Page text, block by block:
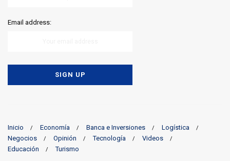
Email address:
Inicio Economía Banca e Inversiones
Logística
Negocios
Opinión Tecnología
Videos
Educación
Turismo